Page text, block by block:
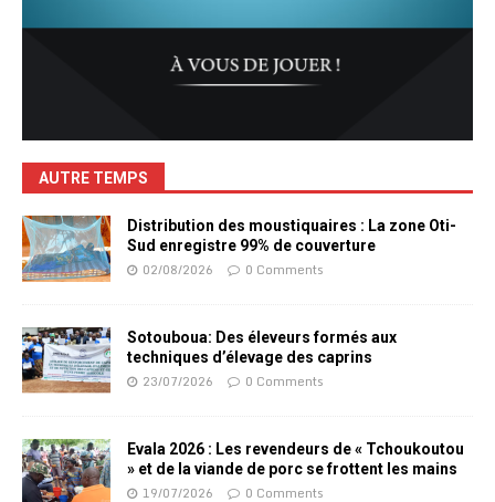
AUTRE TEMPS
Distribution des moustiquaires : La zone Oti-
Sud enregistre 99% de couverture
02/08/2026 0 Comments
Sotouboua: Des éleveurs formés aux
techniques d’élevage des caprins
23/07/2026 0 Comments
Evala 2026 : Les revendeurs de « Tchoukoutou
» et de la viande de porc se frottent les mains
19/07/2026 0 Comments